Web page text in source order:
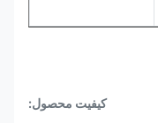
کیفیت محصول: